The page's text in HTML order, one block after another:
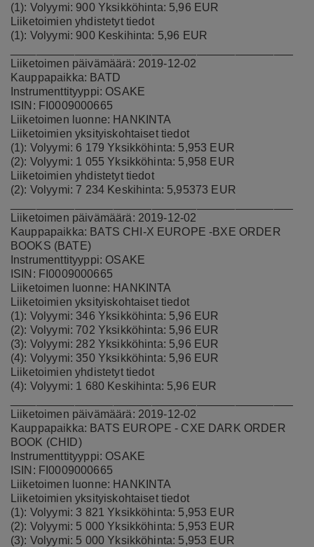
(1): Volyymi: 900 Yksikköhinta: 5,96 EUR
Liiketoimien yhdistetyt tiedot
(1): Volyymi: 900 Keskihinta: 5,96 EUR
Liiketoimen päivämäärä: 2019-12-02
Kauppapaikka: BATD
Instrumenttityyppi: OSAKE
ISIN: FI0009000665
Liiketoimen luonne: HANKINTA
Liiketoimien yksityiskohtaiset tiedot
(1): Volyymi: 6 179 Yksikköhinta: 5,953 EUR
(2): Volyymi: 1 055 Yksikköhinta: 5,958 EUR
Liiketoimien yhdistetyt tiedot
(2): Volyymi: 7 234 Keskihinta: 5,95373 EUR
Liiketoimen päivämäärä: 2019-12-02
Kauppapaikka: BATS CHI-X EUROPE -BXE ORDER
BOOKS (BATE)
Instrumenttityyppi: OSAKE
ISIN: FI0009000665
Liiketoimen luonne: HANKINTA
Liiketoimien yksityiskohtaiset tiedot
(1): Volyymi: 346 Yksikköhinta: 5,96 EUR
(2): Volyymi: 702 Yksikköhinta: 5,96 EUR
(3): Volyymi: 282 Yksikköhinta: 5,96 EUR
(4): Volyymi: 350 Yksikköhinta: 5,96 EUR
Liiketoimien yhdistetyt tiedot
(4): Volyymi: 1 680 Keskihinta: 5,96 EUR
Liiketoimen päivämäärä: 2019-12-02
Kauppapaikka: BATS EUROPE - CXE DARK ORDER
BOOK (CHID)
Instrumenttityyppi: OSAKE
ISIN: FI0009000665
Liiketoimen luonne: HANKINTA
Liiketoimien yksityiskohtaiset tiedot
(1): Volyymi: 3 821 Yksikköhinta: 5,953 EUR
(2): Volyymi: 5 000 Yksikköhinta: 5,953 EUR
(3): Volyymi: 5 000 Yksikköhinta: 5,953 EUR